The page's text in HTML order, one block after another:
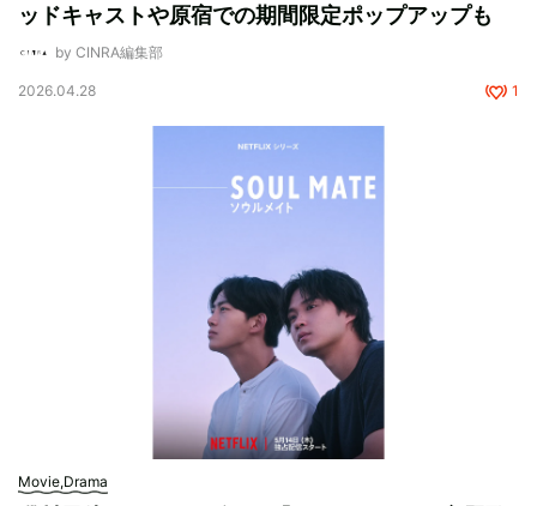
ッドキャストや原宿での期間限定ポップアップも
by CINRA編集部
2026.04.28 1
Movie,Drama